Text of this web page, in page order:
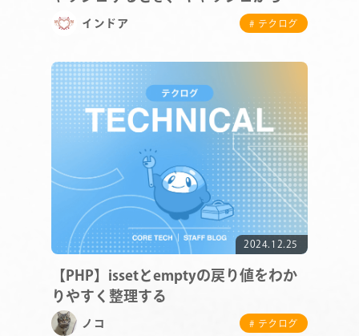
COMPANY
SERVICE
STAFF BLOG
NEWS
果を得るとき｝にどういう処理をして
インドア # テクログ
2024.12.25
【PHP】issetとemptyの戻り値をわか
りやすく整理する
ノコ # テクログ